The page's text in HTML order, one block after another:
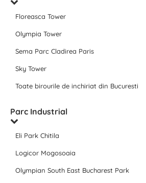
Floreasca Tower
Olympia Tower
Sema Parc Cladirea Paris
Sky Tower
Toate birourile de inchiriat din Bucuresti
Parc Industrial
Eli Park Chitila
Logicor Mogosoaia
Olympian South East Bucharest Park